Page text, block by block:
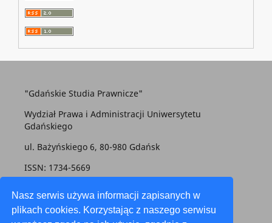
Nasz serwis używa informacji zapisanych w
plikach cookies. Korzystając z naszego serwisu
"Gdańskie Studia Prawnicze"
Wydział Prawa i Administracji Uniwersytetu
Gdańskiego
ul. Bażyńskiego 6, 80-980 Gdańsk
ISSN: 1734-5669